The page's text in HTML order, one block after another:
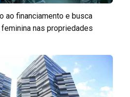
ao financiamento e busca
nas propriedades